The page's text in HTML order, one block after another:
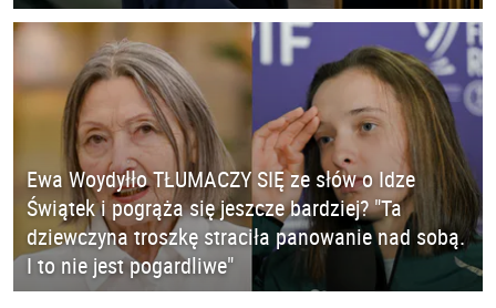
Ewa Woydyłło TŁUMACZY SIĘ ze słów o Idze
Świątek i pogrąża się jeszcze bardziej? "Ta
dziewczyna troszkę straciła panowanie nad sobą.
I to nie jest pogardliwe"